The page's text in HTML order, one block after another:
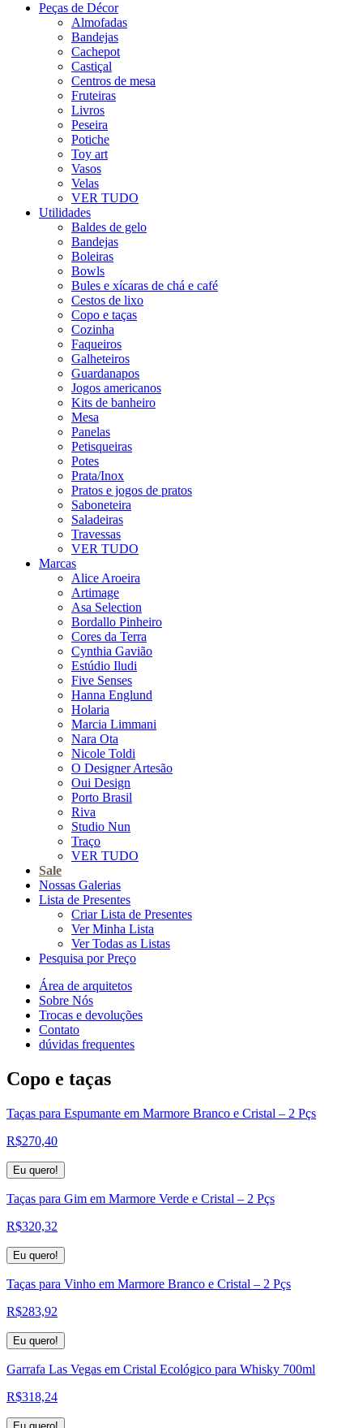
Peças de Décor
Almofadas
Bandejas
Cachepot
Castiçal
Centros de mesa
Fruteiras
Livros
Peseira
Potiche
Toy art
Vasos
Velas
VER TUDO
Utilidades
Baldes de gelo
Bandejas
Boleiras
Bowls
Bules e xícaras de chá e café
Cestos de lixo
Copo e taças
Cozinha
Faqueiros
Galheteiros
Guardanapos
Jogos americanos
Kits de banheiro
Mesa
Panelas
Petisqueiras
Potes
Prata/Inox
Pratos e jogos de pratos
Saboneteira
Saladeiras
Travessas
VER TUDO
Marcas
Alice Aroeira
Artimage
Asa Selection
Bordallo Pinheiro
Cores da Terra
Cynthia Gavião
Estúdio Iludi
Five Senses
Hanna Englund
Holaria
Marcia Limmani
Nara Ota
Nicole Toldi
O Designer Artesão
Oui Design
Porto Brasil
Riva
Studio Nun
Traço
VER TUDO
Sale
Nossas Galerias
Lista de Presentes
Criar Lista de Presentes
Ver Minha Lista
Ver Todas as Listas
Pesquisa por Preço
Área de arquitetos
Sobre Nós
Trocas e devoluções
Contato
dúvidas frequentes
Copo e taças
Taças para Espumante em Marmore Branco e Cristal – 2 Pçs
R$270,40
Eu quero!
Taças para Gim em Marmore Verde e Cristal – 2 Pçs
R$320,32
Eu quero!
Taças para Vinho em Marmore Branco e Cristal – 2 Pçs
R$283,92
Eu quero!
Garrafa Las Vegas em Cristal Ecológico para Whisky 700ml
R$318,24